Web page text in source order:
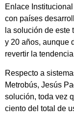
Enlace
con países
la solución de este
y 20 años, aunque
revertir la
Respecto a
Metrobús, Jesús
solución, toda vez
ciento del total de